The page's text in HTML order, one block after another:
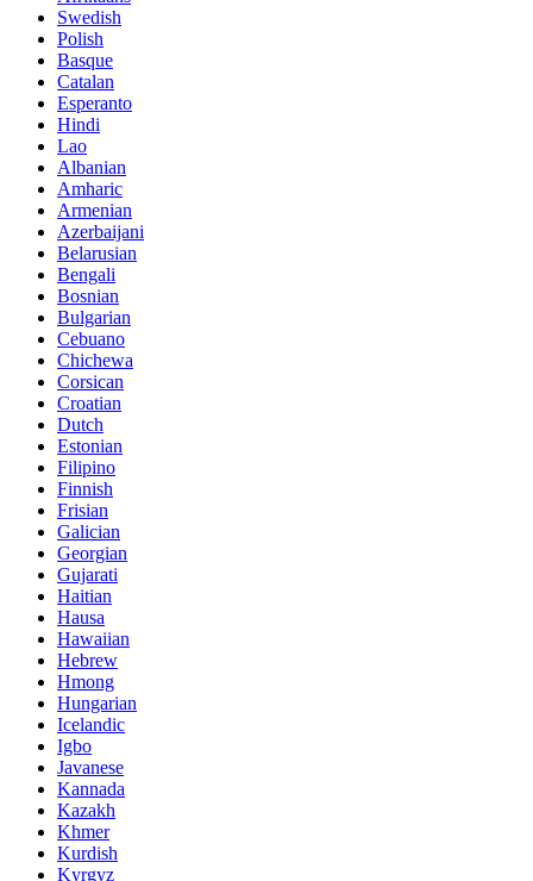
Swedish
Polish
Basque
Catalan
Esperanto
Hindi
Lao
Albanian
Amharic
Armenian
Azerbaijani
Belarusian
Bengali
Bosnian
Bulgarian
Cebuano
Chichewa
Corsican
Croatian
Dutch
Estonian
Filipino
Finnish
Frisian
Galician
Georgian
Gujarati
Haitian
Hausa
Hawaiian
Hebrew
Hmong
Hungarian
Icelandic
Igbo
Javanese
Kannada
Kazakh
Khmer
Kurdish
Kyrgyz